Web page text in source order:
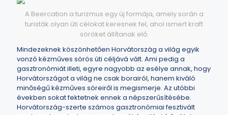
A Beercation a turizmus egy új formája, amely során a
turisták olyan úti célokat keresnek fel, ahol ismert kraft
söröket állítanak elő.
Mindezeknek köszönhetően Horvátország a világ egyik
vonzó kézműves sörös úti céljává vált. Ami pedig a
gasztronómiát illeti, egyre nagyobb az esélye annak, hogy
Horvátországot a világ ne csak borairól, hanem kiváló
minőségű kézműves söreiről is megismerje. Az utóbbi
években sokat fektetnek ennek a népszerűsítésébe.
Horvátország-szerte számos gasztronómiai fesztivált